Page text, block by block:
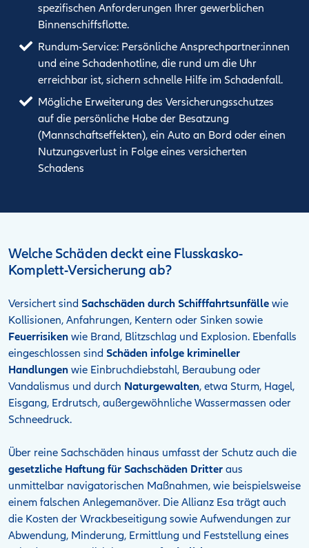
spezifischen Anforderungen Ihrer gewerblichen
Binnenschiffsflotte.
Rundum-Service: Persönliche Ansprechpartner:innen
und eine Schadenhotline, die rund um die Uhr
erreichbar ist, sichern schnelle Hilfe im Schadenfall.
Mögliche Erweiterung des Versicherungsschutzes
auf die persönliche Habe der Besatzung
(Mannschaftseffekten), ein Auto an Bord oder einen
Nutzungsverlust in Folge eines versicherten
Schadens
Welche Schäden deckt eine Flusskasko-
Komplett-Versicherung ab?
Versichert sind Sachschäden durch Schifffahrtsunfälle wie
Kollisionen, Anfahrungen, Kentern oder Sinken sowie
Feuerrisiken wie Brand, Blitzschlag und Explosion. Ebenfalls
eingeschlossen sind Schäden infolge krimineller
Handlungen wie Einbruchdiebstahl, Beraubung oder
Vandalismus und durch Naturgewalten, etwa Sturm, Hagel,
Eisgang, Erdrutsch, außergewöhnliche Wassermassen oder
Schneedruck.
Über reine Sachschäden hinaus umfasst der Schutz auch die
gesetzliche Haftung für Sachschäden Dritter aus
unmittelbar navigatorischen Maßnahmen, wie beispielsweise
einem falschen Anlegemanöver. Die Allianz Esa trägt auch
die Kosten der Wrackbeseitigung sowie Aufwendungen zur
Abwendung, Minderung, Ermittlung und Feststellung eines